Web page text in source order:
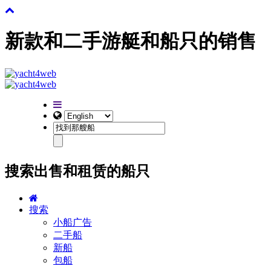
新款和二手游艇和船只的销售
搜索出售和租赁的船只
搜索
小船广告
二手船
新船
包船